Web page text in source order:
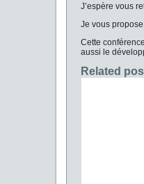
J’espère vous
Je vous
Cette
aussi le
Related